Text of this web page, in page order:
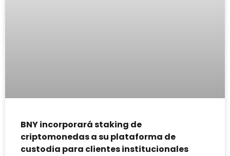
BNY incorporará staking de
criptomonedas a su plataforma de
custodia para clientes institucionales